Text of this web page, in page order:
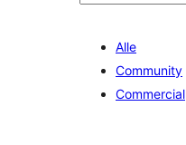
Alle
Community
Commercial